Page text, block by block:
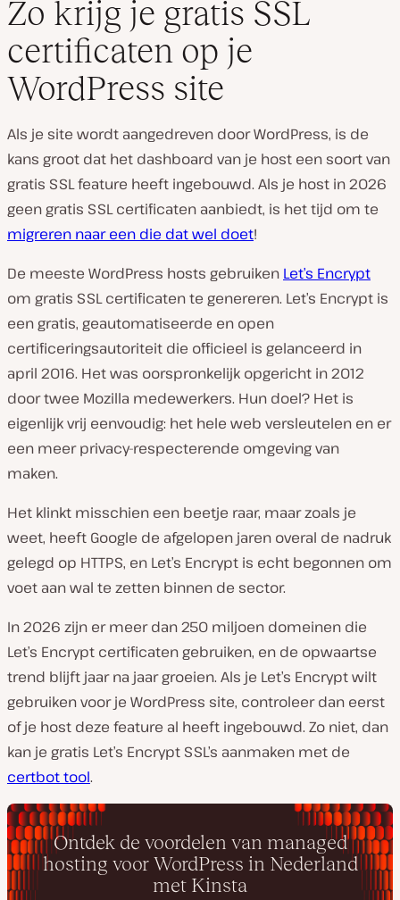
Zo krijg je gratis SSL
certificaten op je
WordPress site
Als je site wordt aangedreven door WordPress, is de
kans groot dat het dashboard van je host een soort van
gratis SSL feature heeft ingebouwd. Als je host in 2026
geen gratis SSL certificaten aanbiedt, is het tijd om te
migreren naar een die dat wel doet!
De meeste WordPress hosts gebruiken Let’s Encrypt
om gratis SSL certificaten te genereren. Let’s Encrypt is
een gratis, geautomatiseerde en open
certificeringsautoriteit die officieel is gelanceerd in
april 2016. Het was oorspronkelijk opgericht in 2012
door twee Mozilla medewerkers. Hun doel? Het is
eigenlijk vrij eenvoudig: het hele web versleutelen en er
een meer privacy-respecterende omgeving van
maken.
Het klinkt misschien een beetje raar, maar zoals je
weet, heeft Google de afgelopen jaren overal de nadruk
gelegd op HTTPS, en Let’s Encrypt is echt begonnen om
voet aan wal te zetten binnen de sector.
In 2026 zijn er meer dan 250 miljoen domeinen die
Let’s Encrypt certificaten gebruiken, en de opwaartse
trend blijft jaar na jaar groeien. Als je Let’s Encrypt wilt
gebruiken voor je WordPress site, controleer dan eerst
of je host deze feature al heeft ingebouwd. Zo niet, dan
kan je gratis Let’s Encrypt SSL’s aanmaken met de
certbot tool.